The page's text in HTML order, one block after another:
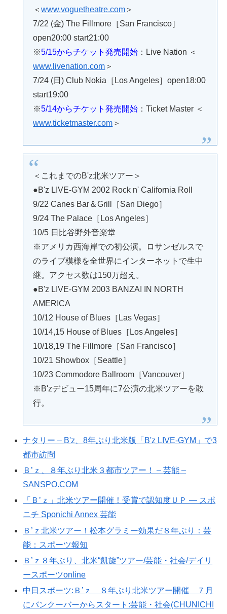
＜www.voguetheatre.com ＞
7/22 (金) The Fillmore［San Francisco］
open20:00 start21:00
※5/15からチケット発売開始 ：Live Nation ＜
www.livenation.com ＞
7/24 (日) Club Nokia［Los Angeles］open18:00
start19:00
※5/14からチケット発売開始 ：Ticket Master ＜
www.ticketmaster.com ＞
＜これまでのB'z北米ツアー＞
●B'z LIVE-GYM 2002 Rock n' California Roll
9/22 Canes Bar＆Grill［San Diego］
9/24 The Palace［Los Angeles］
10/5 日比谷野外音楽堂
※アメリカ西海岸での初公演。ロサンゼルスで
のライブ模様を全世界にインターネットで生中
継。アクセス数は150万超え。
●B'z LIVE-GYM 2003 BANZAI IN NORTH
AMERICA
10/12 House of Blues［Las Vegas］
10/14,15 House of Blues［Los Angeles］
10/18,19 The Fillmore［San Francisco］
10/21 Showbox［Seattle］
10/23 Commodore Ballroom［Vancouver］
※B'zデビュー15周年に7公演の北米ツアーを敢
行。
ナタリー – B'z、8年ぶり北米版「B'z LIVE-GYM」で3
都市訪問
Ｂ’ｚ、８年ぶり北米３都市ツアー！ – 芸能 –
SANSPO.COM
「Ｂ’ｚ」北米ツアー開催！受賞で認知度ＵＰ ― スポ
ニチ Sponichi Annex 芸能
Ｂ’ｚ北米ツアー！松本グラミー効果だ８年ぶり：芸
能：スポーツ報知
Ｂ’ｚ８年ぶり、北米“凱旋”ツアー/芸能・社会/デイリ
ースポーツonline
中日スポーツ:Ｂ’ｚ ８年ぶり北米ツアー開催 ７月
にバンクーバーからスタート:芸能・社会(CHUNICHI